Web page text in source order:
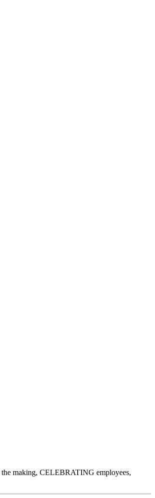
making, CELEBRATING employees,